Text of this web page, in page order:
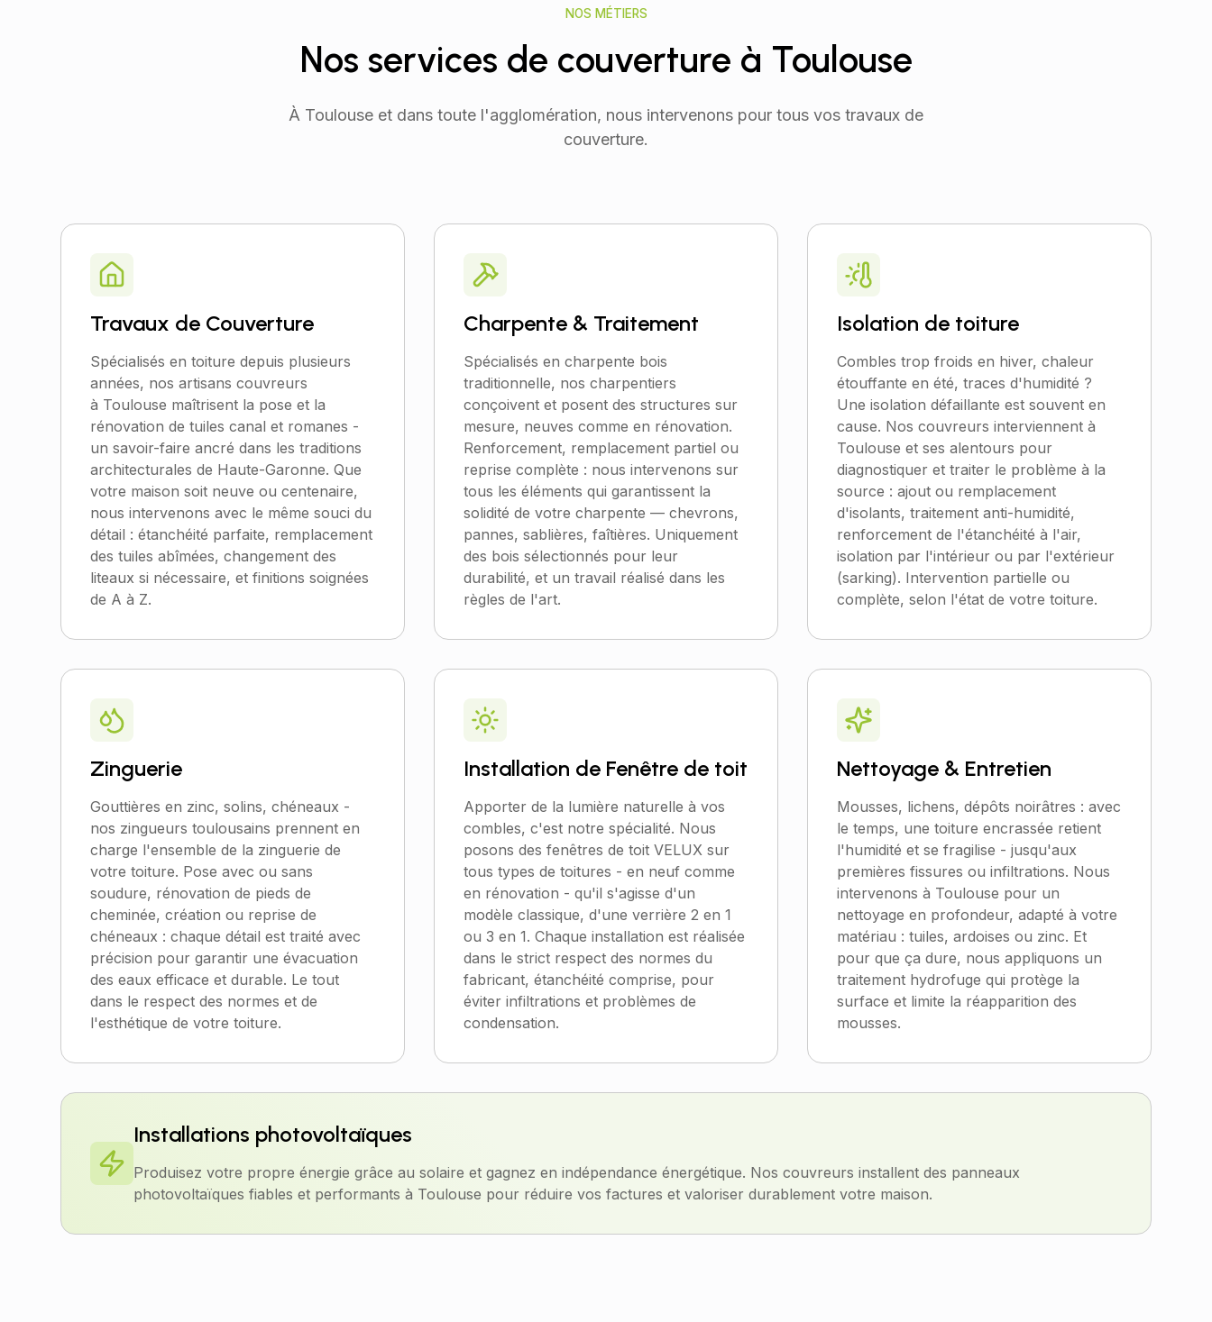
NOS MÉTIERS
Nos services de couverture à Toulouse
À Toulouse et dans toute l'agglomération, nous intervenons pour tous vos travaux de
couverture.
Travaux de Couverture
Spécialisés en toiture depuis plusieurs
années, nos artisans couvreurs
à Toulouse maîtrisent la pose et la
rénovation de tuiles canal et romanes -
un savoir-faire ancré dans les traditions
architecturales de Haute-Garonne. Que
votre maison soit neuve ou centenaire,
nous intervenons avec le même souci du
détail : étanchéité parfaite, remplacement
des tuiles abîmées, changement des
liteaux si nécessaire, et finitions soignées
de A à Z.
Charpente & Traitement
Spécialisés en charpente bois
traditionnelle, nos charpentiers
conçoivent et posent des structures sur
mesure, neuves comme en rénovation.
Renforcement, remplacement partiel ou
reprise complète : nous intervenons sur
tous les éléments qui garantissent la
solidité de votre charpente — chevrons,
pannes, sablières, faîtières. Uniquement
des bois sélectionnés pour leur
durabilité, et un travail réalisé dans les
règles de l'art.
Isolation de toiture
Combles trop froids en hiver, chaleur
étouffante en été, traces d'humidité ?
Une isolation défaillante est souvent en
cause. Nos couvreurs interviennent à
Toulouse et ses alentours pour
diagnostiquer et traiter le problème à la
source : ajout ou remplacement
d'isolants, traitement anti-humidité,
renforcement de l'étanchéité à l'air,
isolation par l'intérieur ou par l'extérieur
(sarking). Intervention partielle ou
complète, selon l'état de votre toiture.
Zinguerie
Gouttières en zinc, solins, chéneaux -
nos zingueurs toulousains prennent en
charge l'ensemble de la zinguerie de
votre toiture. Pose avec ou sans
soudure, rénovation de pieds de
cheminée, création ou reprise de
chéneaux : chaque détail est traité avec
précision pour garantir une évacuation
des eaux efficace et durable. Le tout
dans le respect des normes et de
l'esthétique de votre toiture.
Installation de Fenêtre de toit
Apporter de la lumière naturelle à vos
combles, c'est notre spécialité. Nous
posons des fenêtres de toit VELUX sur
tous types de toitures - en neuf comme
en rénovation - qu'il s'agisse d'un
modèle classique, d'une verrière 2 en 1
ou 3 en 1. Chaque installation est réalisée
dans le strict respect des normes du
fabricant, étanchéité comprise, pour
éviter infiltrations et problèmes de
condensation.
Nettoyage & Entretien
Mousses, lichens, dépôts noirâtres : avec
le temps, une toiture encrassée retient
l'humidité et se fragilise - jusqu'aux
premières fissures ou infiltrations. Nous
intervenons à Toulouse pour un
nettoyage en profondeur, adapté à votre
matériau : tuiles, ardoises ou zinc. Et
pour que ça dure, nous appliquons un
traitement hydrofuge qui protège la
surface et limite la réapparition des
mousses.
Installations photovoltaïques
Produisez votre propre énergie grâce au solaire et gagnez en indépendance énergétique. Nos couvreurs installent des panneaux
photovoltaïques fiables et performants à Toulouse pour réduire vos factures et valoriser durablement votre maison.